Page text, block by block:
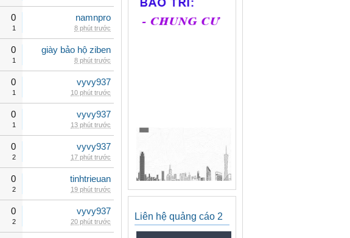
0
1
namnpro
8 phút trước
0
1
giày bảo hộ ziben
8 phút trước
0
1
vyvy937
10 phút trước
0
1
vyvy937
13 phút trước
0
2
vyvy937
17 phút trước
0
2
tinhtrieuan
19 phút trước
0
2
vyvy937
20 phút trước Liên hệ quảng cáo 2